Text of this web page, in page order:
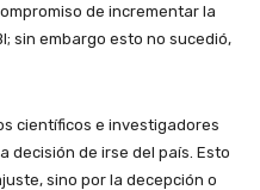
de incrementar la
sin embargo esto no sucedió,
científicos e investigadores
decisión de irse del país. Esto
sino por la decepción o